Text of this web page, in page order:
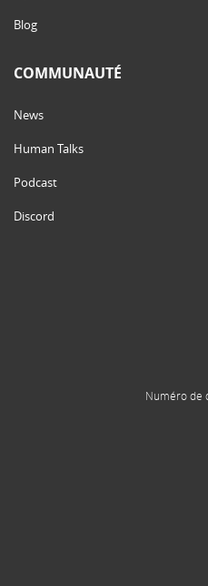
Blog
COMMUNAUTÉ
News
Human Talks
Podcast
Discord
Numéro de